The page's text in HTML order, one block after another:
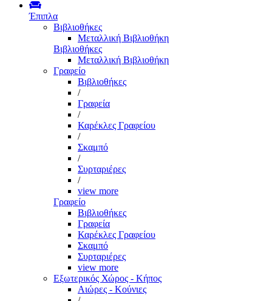
Έπιπλα
Βιβλιοθήκες
Μεταλλική Βιβλιοθήκη
Βιβλιοθήκες
Μεταλλική Βιβλιοθήκη
Γραφείο
Βιβλιοθήκες
/
Γραφεία
/
Καρέκλες Γραφείου
/
Σκαμπό
/
Συρταριέρες
/
view more
Γραφείο
Βιβλιοθήκες
Γραφεία
Καρέκλες Γραφείου
Σκαμπό
Συρταριέρες
view more
Εξωτερικός Χώρος - Κήπος
Αιώρες - Κούνιες